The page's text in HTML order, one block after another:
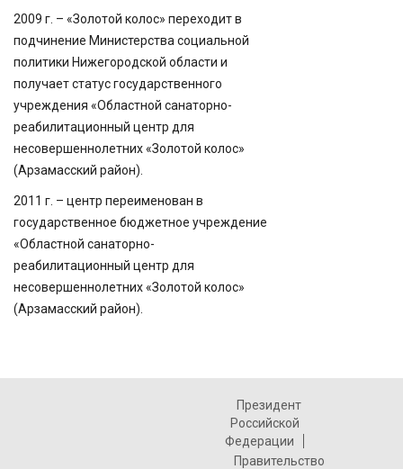
2009 г. – «Золотой колос» переходит в
подчинение Министерства социальной
политики Нижегородской области и
получает статус государственного
учреждения «Областной санаторно-
реабилитационный центр для
несовершеннолетних «Золотой колос»
(Арзамасский район).
2011 г. – центр переименован в
государственное бюджетное учреждение
«Областной санаторно-
реабилитационный центр для
несовершеннолетних «Золотой колос»
(Арзамасский район).
Президент
Российской
Федерации
Правительство